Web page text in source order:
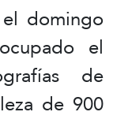
domingo
el
de
de 900